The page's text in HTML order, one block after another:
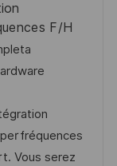
F/H
Vous serez